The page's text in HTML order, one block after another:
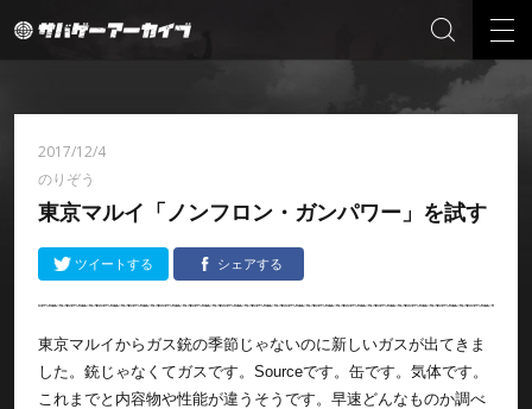
2017/12/4
のりぞう
東京マルイ「ノンフロン・ガンパワー」を試す
ツイートする シェアする
東京マルイからガス銃の季節じゃないのに新しいガスが出てきま
した。銃じゃなくてガスです。Sourceです。缶です。気体です。
これまでと内容物や性能が違うそうです。早速どんなものか調べ